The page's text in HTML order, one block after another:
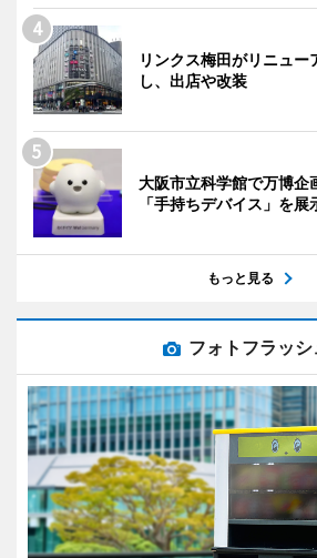
リンクス梅田がリニュ
し、出店や改装
大阪市立科学館で万博
「手持ちデバイス」を展
もっと見る
フォトフラッシ